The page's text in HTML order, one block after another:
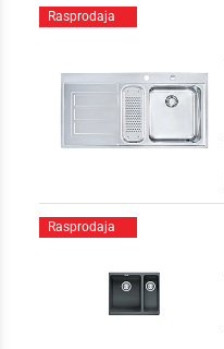
Rasprodaja
Rasprodaja